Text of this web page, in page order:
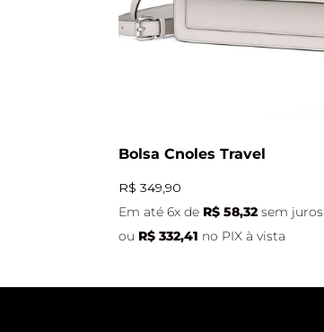
Bolsa Cnoles Travel
R$ 349,90
Em até 6x de R$ 58,32 sem juros
ou R$ 332,41 no PIX à vista